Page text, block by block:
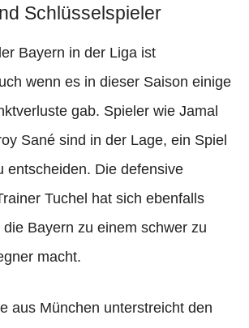
Schlüsselspieler
Bayern in der Liga ist
wenn es in dieser Saison einige
gab. Spieler wie Jamal
Sané sind in der Lage, ein Spiel
entscheiden. Die defensive
Tuchel hat sich ebenfalls
Bayern zu einem schwer zu
macht.
aus München unterstreicht den